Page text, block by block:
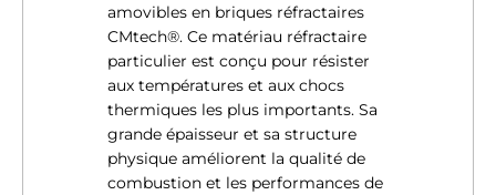
amovibles en briques réfractaires
CMtech®. Ce matériau réfractaire
particulier est conçu pour résister
aux températures et aux chocs
thermiques les plus importants. Sa
grande épaisseur et sa structure
physique améliorent la qualité de
combustion et les performances de